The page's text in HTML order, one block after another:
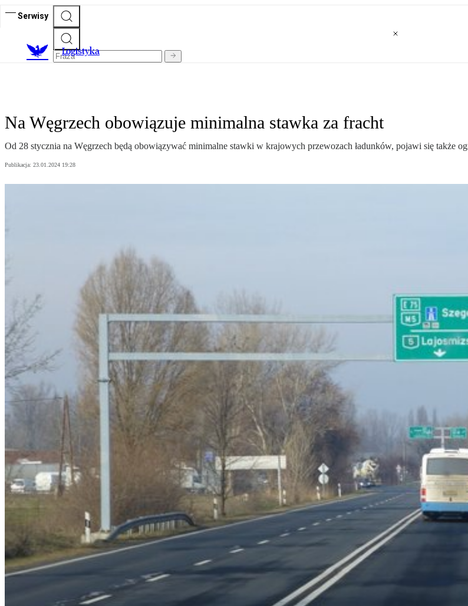
Serwisy
Logistyka
Na Węgrzech obowiązuje minimalna stawka za fracht
Od 28 stycznia na Węgrzech będą obowiązywać minimalne stawki w krajowych przewozach ładunków, pojawi się także
Publikacja: 23.01.2024 19:28